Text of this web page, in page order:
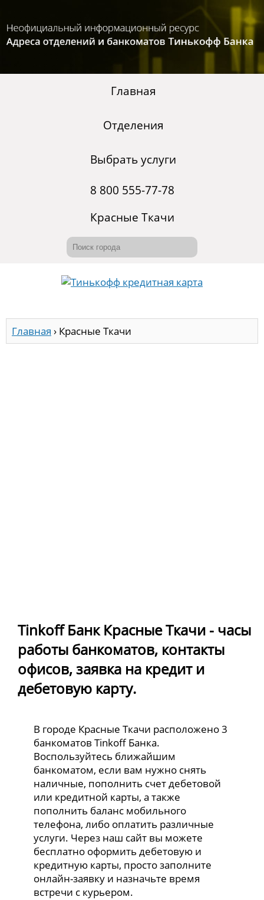
Главная
Отделения
Выбрать услуги
8 800 555-77-78
Красные Ткачи
Главная › Красные Ткачи
Tinkoff Банк Красные Ткачи - часы
работы банкоматов, контакты
офисов, заявка на кредит и
дебетовую карту.
В городе Красные Ткачи расположено 3
банкоматов Tinkoff Банка.
Воспользуйтесь ближайшим
банкоматом, если вам нужно снять
наличные, пополнить счет дебетовой
или кредитной карты, а также
пополнить баланс мобильного
телефона, либо оплатить различные
услуги. Через наш сайт вы можете
бесплатно оформить дебетовую и
кредитную карты, просто заполните
онлайн-заявку и назначьте время
встречи с курьером.